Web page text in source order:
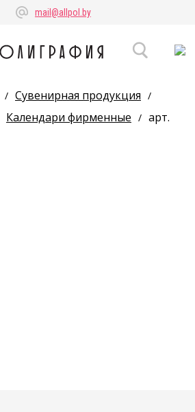
mail@allpol.by
/ Сувенирная продукция /
Календари фирменные / арт.